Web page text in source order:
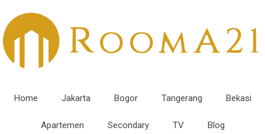
Home Jakarta Bogor Tangerang Bekasi
Apartemen Secondary TV Blog